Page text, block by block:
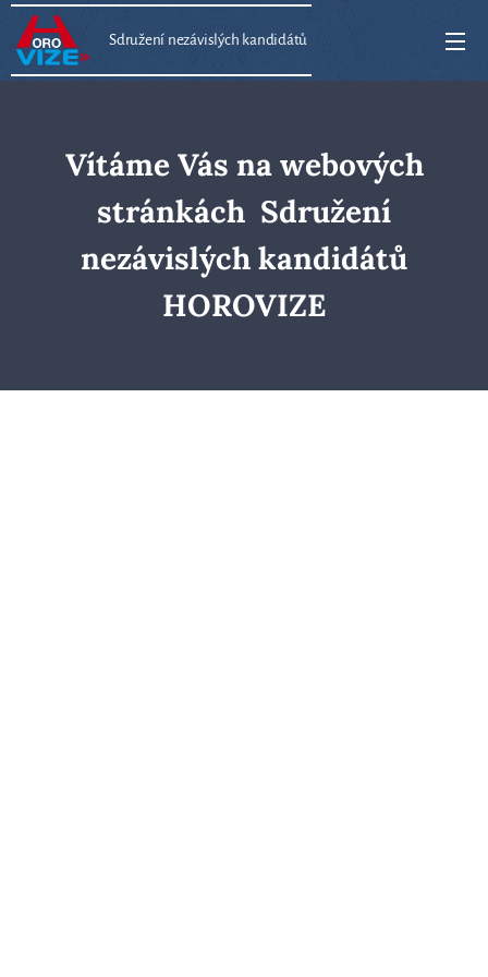
Sdružení nezávislých kandidátů
Vítáme Vás na webových
stránkách Sdružení
nezávislých kandidátů
HOROVIZE